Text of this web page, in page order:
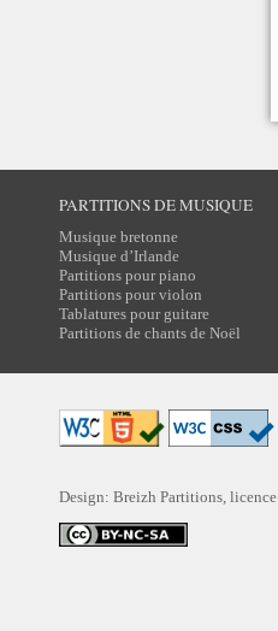
PARTITIONS DE MUSIQUE
Musique bretonne
Musique d’Irlande
Partitions pour piano
Partitions pour violon
Tablatures pour guitare
Partitions de chants de Noël
Design: Breizh Partitions, licence